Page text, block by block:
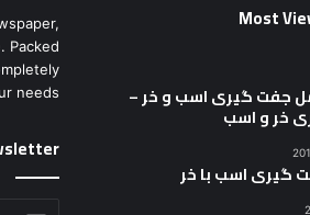
Most
جفت گیری اسب و خر –
خر و اسب
گیری اسب با خر
Packed
needs.